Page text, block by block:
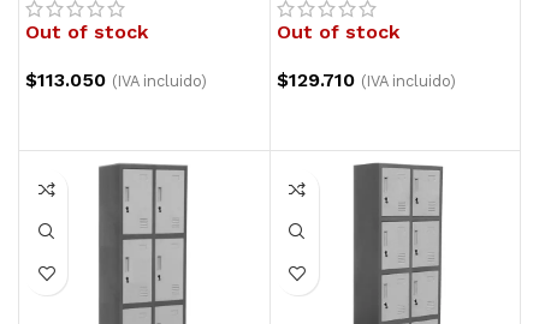
Out of stock
$113.050 (IVA incluido)
Out of stock
$129.710 (IVA incluido)